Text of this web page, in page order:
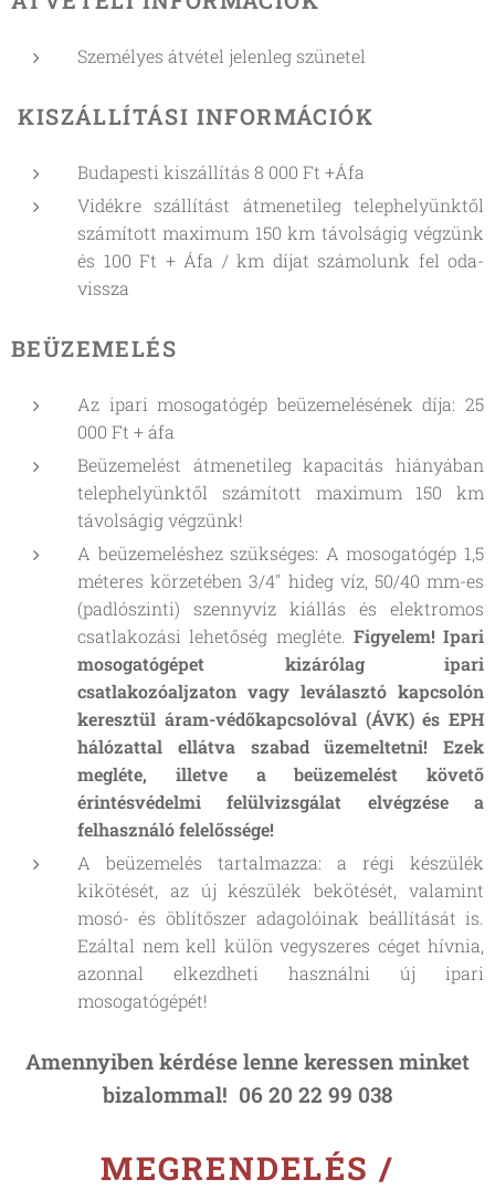
Személyes átvétel jelenleg szünetel
KISZÁLLÍTÁSI INFORMÁCIÓK
Budapesti kiszállítás 8 000 Ft +Áfa
Vidékre szállítást átmenetileg telephelyünktől
számított maximum 150 km távolságig végzünk
és 100 Ft + Áfa / km díjat számolunk fel oda-
vissza
BEÜZEMELÉS
Az ipari mosogatógép beüzemelésének díja: 25
000 Ft + áfa
Beüzemelést átmenetileg kapacitás hiányában
telephelyünktől számított maximum 150 km
távolságig végzünk!
A beüzemeléshez szükséges: A mosogatógép 1,5
méteres körzetében 3/4" hideg víz, 50/40 mm-es
(padlószinti) szennyvíz kiállás és elektromos
csatlakozási lehetőség megléte. Figyelem! Ipari
mosogatógépet kizárólag ipari
csatlakozóaljzaton vagy leválasztó kapcsolón
keresztül áram-védőkapcsolóval (ÁVK) és EPH
hálózattal ellátva szabad üzemeltetni! Ezek
megléte, illetve a beüzemelést követő
érintésvédelmi felülvizsgálat elvégzése a
felhasználó felelőssége!
A beüzemelés tartalmazza: a régi készülék
kikötését, az új készülék bekötését, valamint
mosó- és öblítőszer adagolóinak beállítását is.
Ezáltal nem kell külön vegyszeres céget hívnia,
azonnal elkezdheti használni új ipari
mosogatógépét!
Amennyiben kérdése lenne keressen minket
bizalommal! 06 20 22 99 038
MEGRENDELÉS /